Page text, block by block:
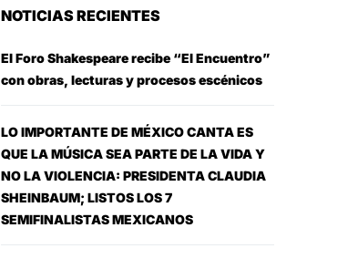
NOTICIAS RECIENTES
El Foro Shakespeare recibe “El Encuentro”
con obras, lecturas y procesos escénicos
LO IMPORTANTE DE MÉXICO CANTA ES
QUE LA MÚSICA SEA PARTE DE LA VIDA Y
NO LA VIOLENCIA: PRESIDENTA CLAUDIA
SHEINBAUM; LISTOS LOS 7
SEMIFINALISTAS MEXICANOS